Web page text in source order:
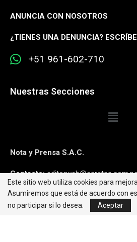
ANUNCIA CON NOSOTROS
¿TIENES UNA DENUNCIA?
+51 961-602-710
Nuestras Secciones
Nota y Prensa S.A.C.
Contacto:
Síguenos:
Este sitio web utiliza cookies para
Asumiremos que está de acuerdo con
no participar si lo desea.
Aceptar